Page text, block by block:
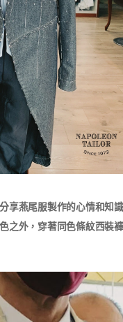
享燕尾服製作的心情和知
之外，穿著同色條紋西裝